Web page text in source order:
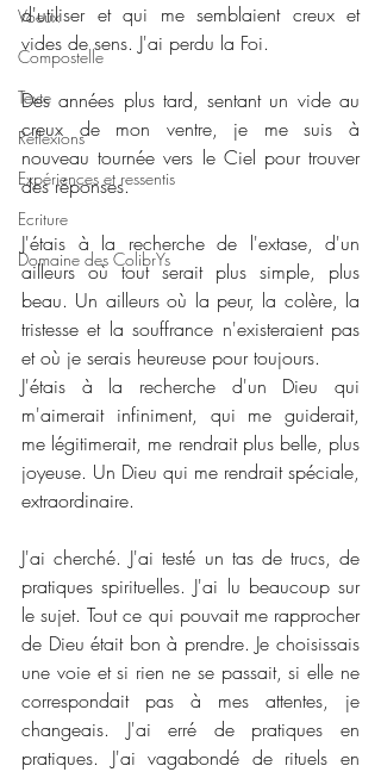
Voeux
Compostelle
Texte
Réflexions
Expériences et ressentis
Ecriture
Domaine des ColibrYs
d'utiliser et qui me semblaient creux et
vides de sens. J'ai perdu la Foi.
Des années plus tard, sentant un vide au
creux de mon ventre, je me suis à
nouveau tournée vers le Ciel pour trouver
des réponses.
J'étais à la recherche de l'extase, d'un
ailleurs où tout serait plus simple, plus
beau. Un ailleurs où la peur, la colère, la
tristesse et la souffrance n'existeraient pas
et où je serais heureuse pour toujours.
J'étais à la recherche d'un Dieu qui
m'aimerait infiniment, qui me guiderait,
me légitimerait, me rendrait plus belle, plus
joyeuse. Un Dieu qui me rendrait spéciale,
extraordinaire.
J'ai cherché. J'ai testé un tas de trucs, de
pratiques spirituelles. J'ai lu beaucoup sur
le sujet. Tout ce qui pouvait me rapprocher
de Dieu était bon à prendre. Je choisissais
une voie et si rien ne se passait, si elle ne
correspondait pas à mes attentes, je
changeais. J'ai erré de pratiques en
pratiques. J'ai vagabondé de rituels en